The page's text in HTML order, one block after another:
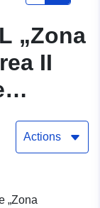
„Zona
II
Actions
„Zona